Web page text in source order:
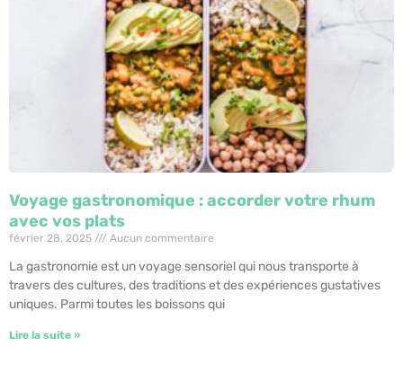
Voyage gastronomique : accorder votre rhum
avec vos plats
février 28, 2025 Aucun commentaire
La gastronomie est un voyage sensoriel qui nous transporte à
travers des cultures, des traditions et des expériences gustatives
uniques. Parmi toutes les boissons qui
Lire la suite »